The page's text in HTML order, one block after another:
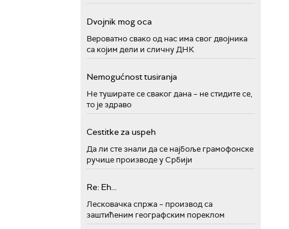
Dvojnik mog oca
Вероватно свако од нас има свог двојника
са којим дели и сличну ДНК
Nemogućnost tusiranja
Не туширате се сваког дана – не стидите се,
то је здраво
Cestitke za uspeh
Да ли сте знали да се најбоље грамофонске
ручице производе у Србији
Re: Eh...
Лесковачка спржа – производ са
заштићеним географским пореклом